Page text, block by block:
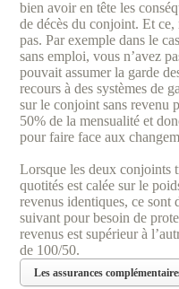
bien avoir en tête les
de décès du conjoint. Et
pas. Par exemple dans le
sans emploi, vous n’avez
pouvait assumer la garde
recours à des systèmes de
sur le conjoint sans revenu
50% de la mensualité et
pour faire face aux
Lorsque les deux conjoints
quotités est calée sur le
revenus identiques, ce sont
suivant pour besoin de
revenus est supérieur à
de 100/50.
Les assurances